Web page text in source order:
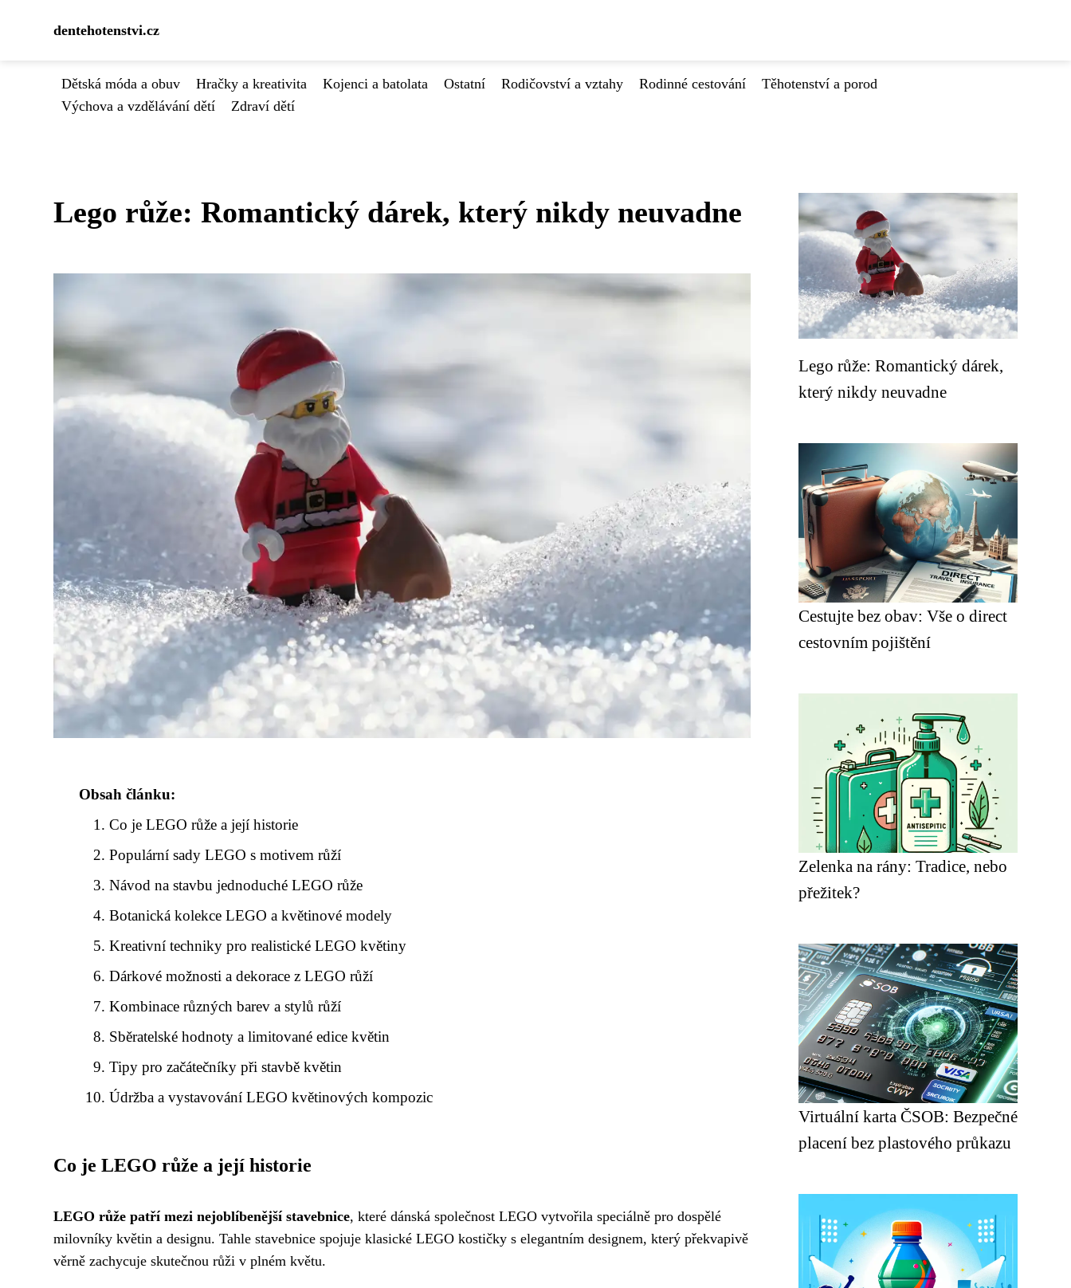
dentehotenstvi.cz
Dětská móda a obuv Hračky a kreativita Kojenci a batolata Ostatní Rodičovství a vztahy Rodinné cestování
Těhotenství a porod
Výchova a vzdělávání dětí
Zdraví dětí
Lego růže: Romantický dárek, který nikdy neuvadne
Obsah článku:
Co je LEGO růže a její historie
Populární sady LEGO s motivem růží
Návod na stavbu jednoduché LEGO růže
Botanická kolekce LEGO a květinové modely
Kreativní techniky pro realistické LEGO květiny
Dárkové možnosti a dekorace z LEGO růží
Kombinace různých barev a stylů růží
Sběratelské hodnoty a limitované edice květin
Tipy pro začátečníky při stavbě květin
Údržba a vystavování LEGO květinových kompozic
Co je LEGO růže a její historie
LEGO růže patří mezi nejoblíbenější stavebnice, které dánská společnost LEGO vytvořila speciálně pro dospělé
milovníky květin a designu. Tahle stavebnice spojuje klasické LEGO kostičky s elegantním designem, který překvapivě
věrně zachycuje skutečnou růži v plném květu.
Lego růže: Romantický dárek,
který nikdy neuvadne
Cestujte bez obav: Vše o direct
cestovním pojištění
Zelenka na rány: Tradice, nebo
přežitek?
Virtuální karta ČSOB: Bezpečné
placení bez plastového průkazu